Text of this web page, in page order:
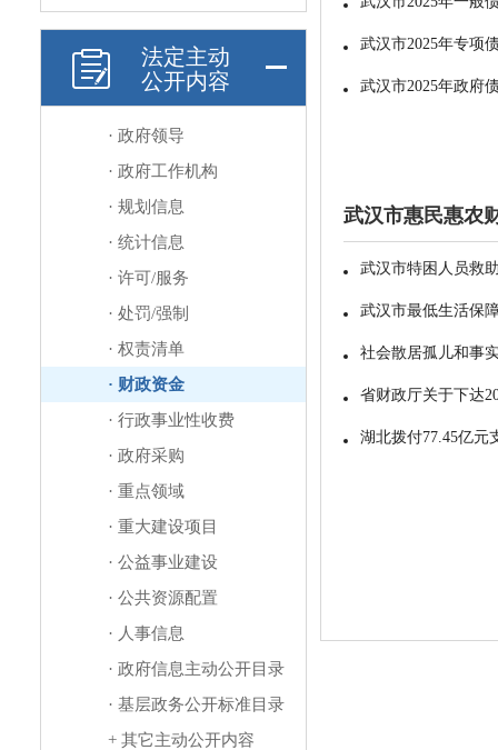
法定主动
公开内容
· 政府领导
· 政府工作机构
· 规划信息
· 统计信息
· 许可/服务
· 处罚/强制
· 权责清单
· 财政资金
· 行政事业性收费
· 政府采购
· 重点领域
· 重大建设项目
· 公益事业建设
· 公共资源配置
· 人事信息
· 政府信息主动公开目录
· 基层政务公开标准目录
+ 其它主动公开内容